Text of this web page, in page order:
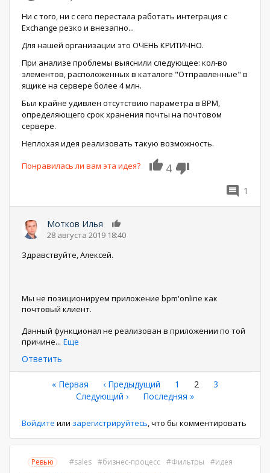
Ни с того, ни с сего перестала работать интеграция с
Exchange резко и внезапно...
Для нашей организации это ОЧЕНЬ КРИТИЧНО.
При анализе проблемы выяснили следующее: кол-во
элементов, расположенных в каталоге "Отправленные" в
ящике на сервере более 4 млн.
Был крайне удивлен отсутствию параметра в BPM,
определяющего срок хранения почты на почтовом
сервере.
Неплохая идея реализовать такую возможность.
Понравилась ли вам эта идея? 4
1
Мотков Илья
28 августа 2019 18:40
Здравствуйте, Алексей.
Мы не позиционируем приложение bpm'online как
почтовый клиент.
Данный функционал не реализован в приложении по той
причине... Еще
Ответить
Нумерация
страниц
Первая
страница
« Первая ←
‹ Предыдущий Страница
1
Текущая
2 Страница
3
Следующая
Следующий ›
Последняя
Последняя »
Войдите или зарегистрируйтесь, что бы комментировать
Ревью sales бизнес-процесс Фильтры идея